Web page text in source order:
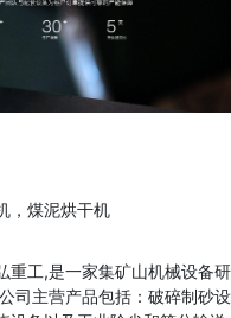
，煤泥烘干机
重工,是一家集矿山机械设备研
司主营产品包括：破碎制砂设